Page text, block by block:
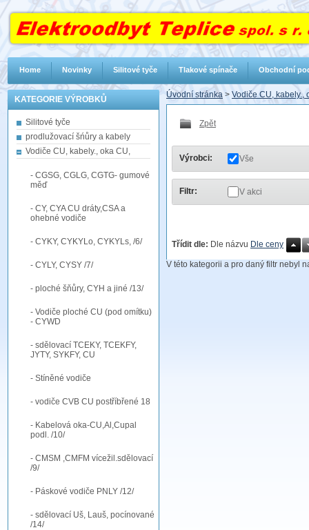
KATEGORIE VÝROBKŮ
Silitové tyče
prodlužovací šńůry a kabely
Vodiče CU, kabely., oka CU,
- CGSG, CGLG, CGTG- gumové
měď
- CY, CYA CU dráty,CSA a
ohebné vodiče
- CYKY, CYKYLo, CYKYLs, /6/
- CYLY, CYSY /7/
- ploché šňůry, CYH a jiné /13/
- Vodiče ploché CU (pod omítku)
- CYWD
- sdělovací TCEKY, TCEKFY,
JYTY, SYKFY, CU
- Stíněné vodiče
- vodiče CVB CU postříbřené 18
- Kabelová oka-CU,Al,Cupal
podl. /10/
- CMSM ,CMFM vícežil.sdělovací
/9/
- Páskové vodiče PNLY /12/
- sdělovací Uš, Lauš, pocínované
/14/
Úvodní stránka > Vodiče CU, kabely.,
Zpět
Výrobci: Vše
Filtr: V akci
Třídit dle: Dle názvu Dle ceny
V této kategorii a pro daný filtr nebyl
Home Novinky Silitové tyče Tlakové spínače Obchodní